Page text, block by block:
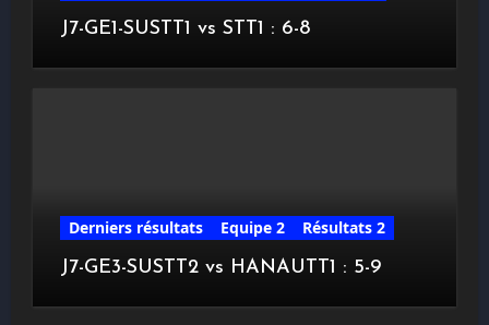
J7-GE1-SUSTT1 vs STT1 : 6-8
Derniers résultats Equipe 2
Résultats 2
J7-GE3-SUSTT2 vs HANAUTT1 : 5-9